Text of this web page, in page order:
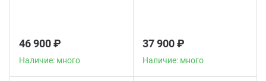
46 900 ₽
Наличие: много
37 900 ₽
Наличие: много